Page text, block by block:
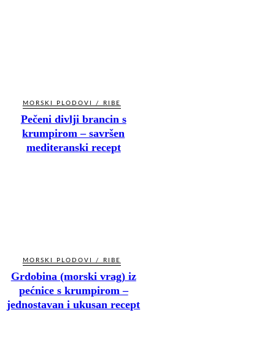
MORSKI PLODOVI / RIBE
Pečeni divlji brancin s
krumpirom – savršen
mediteranski recept
MORSKI PLODOVI / RIBE
Grdobina (morski vrag) iz
pećnice s krumpirom –
jednostavan i ukusan recept